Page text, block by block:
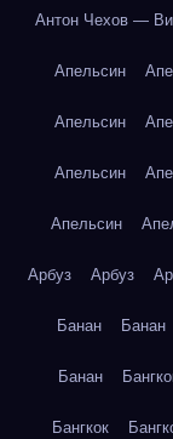
Антон Чехов —
Апельсин
Апельсин
Апельсин
Апельсин
Арбуз Арбуз
Банан Банан
Банан
Бангкок